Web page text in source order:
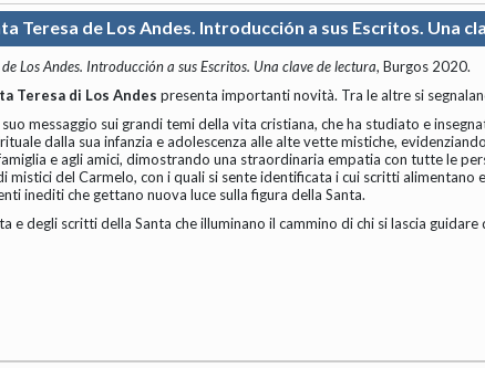
Teresa de Los Andes. Introducción a sus Escritos. Una
de Los Andes. Introducción a sus Escritos. Una clave de lectura, Burgos 2020.
Teresa di Los Andes presenta importanti novità. Tra le altre si
messaggio sui grandi temi della vita cristiana, che ha studiato e
dalla sua infanzia e adolescenza alle alte vette mistiche,
e agli amici, dimostrando una straordinaria empatia con tutte le
mistici del Carmelo, con i quali si sente identificata i cui scritti alimentano
inediti che gettano nuova luce sulla figura della Santa.
e degli scritti della Santa che illuminano il cammino di chi si lascia